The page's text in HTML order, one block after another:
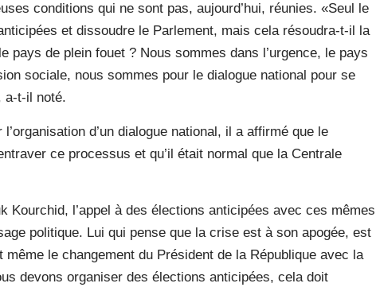
conditions qui ne sont pas, aujourd’hui, réunies. «Seul le
et dissoudre le Parlement, mais cela résoudra-t-il la
pays de plein fouet ? Nous sommes dans l’urgence, le pays
sociale, nous sommes pour le dialogue national pour se
a-t-il noté.
d’un dialogue national, il a affirmé que le
ce processus et qu’il était normal que la Centrale
Kourchid, l’appel à des élections anticipées avec ces mêmes
politique. Lui qui pense que la crise est à son apogée, est
le changement du Président de la République avec la
devons organiser des élections anticipées, cela doit